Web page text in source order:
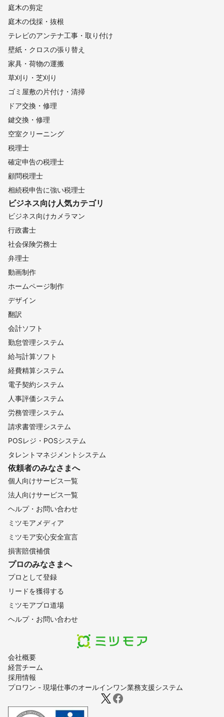
会社概要
経営チーム
採用情報
プロワン - 現場仕事のオールインワン業務支援システム
庭木の剪定
庭木の伐採・抜根
テレビのアンテナ工事・取り付け
壁紙・クロスの張り替え
家具・荷物の運搬
草刈り・芝刈り
ゴミ屋敷の片付け・清掃
ドア交換・修理
鍵交換・修理
空室クリーニング
税理士
確定申告の税理士
顧問税理士
相続税申告に強い税理士
ビジネス向け人気カテゴリ
ビジネス向けカメラマン
行政書士
社会保険労務士
弁理士
動画制作
ホームページ制作
デザイン
翻訳
会計ソフト
勤怠管理システム
給与計算ソフト
経費精算システム
電子契約システム
人事評価システム
労務管理システム
請求書管理システム
POSレジ・POSシステム
タレントマネジメントシステム
依頼者のみなさまへ
個人向けサービス一覧
法人向けサービス一覧
ヘルプ・お問い合わせ
ミツモアメディア
ミツモア安心安全宣言
損害賠償補償
プロのみなさまへ
プロとして登録
リードを獲得する
ミツモアプロ道場
ヘルプ・お問い合わせ